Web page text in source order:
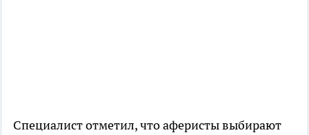
Специалист отметил, что аферисты выбирают